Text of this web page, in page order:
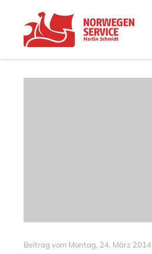
Beitrag vom Montag, 24. März 2014